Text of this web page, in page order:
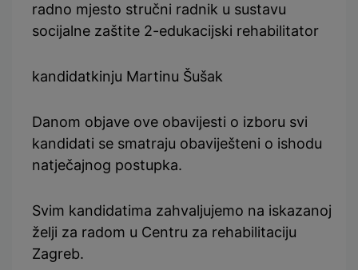
radno mjesto stručni radnik u sustavu
socijalne zaštite 2-edukacijski rehabilitator
kandidatkinju Martinu Šušak
Danom objave ove obavijesti o izboru svi
kandidati se smatraju obaviješteni o ishodu
natječajnog postupka.
Svim kandidatima zahvaljujemo na iskazanoj
želji za radom u Centru za rehabilitaciju
Zagreb.